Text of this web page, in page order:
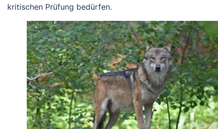
kritischen Prüfung bedürfen.